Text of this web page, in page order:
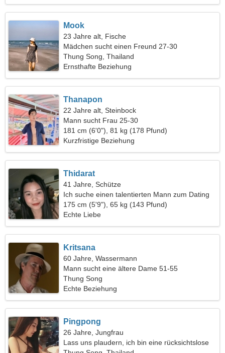
Mook
23 Jahre alt, Fische
Mädchen sucht einen Freund 27-30
Thung Song, Thailand
Ernsthafte Beziehung
Thanapon
22 Jahre alt, Steinbock
Mann sucht Frau 25-30
181 cm (6'0"), 81 kg (178 Pfund)
Kurzfristige Beziehung
Thidarat
41 Jahre, Schütze
Ich suche einen talentierten Mann zum Dating
175 cm (5'9"), 65 kg (143 Pfund)
Echte Liebe
Kritsana
60 Jahre, Wassermann
Mann sucht eine ältere Dame 51-55
Thung Song
Echte Beziehung
Pingpong
26 Jahre, Jungfrau
Lass uns plaudern, ich bin eine rücksichtslose